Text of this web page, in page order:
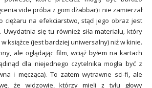
vide próba z gom dżabbar) i nie zamierzał
ciężaru na efekciarstwo, stąd jego obraz jest
Uwydatnia się tu również siła materiału, który
książce (jest bardziej uniwersalny) niż w kinie.
ale oglądając film, wciąż byłem na kartach
dla niejednego czytelnika mogła być z
i męcząca). To zatem wytrawne sci-fi, ale
że widzowie, którzy mieli z tyłu głowy